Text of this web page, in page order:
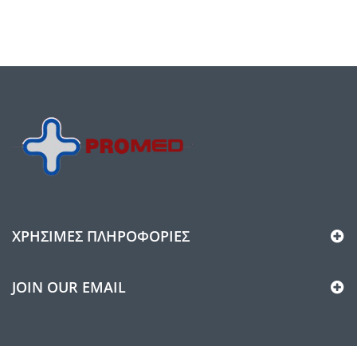
ΧΡΉΣΙΜΕΣ ΠΛΗΡΟΦΟΡΊΕΣ
JOIN OUR EMAIL